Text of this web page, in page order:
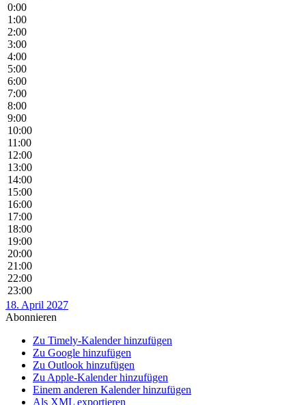
0:00
1:00
2:00
3:00
4:00
5:00
6:00
7:00
8:00
9:00
10:00
11:00
12:00
13:00
14:00
15:00
16:00
17:00
18:00
19:00
20:00
21:00
22:00
23:00
18. April 2027
Abonnieren
Zu Timely-Kalender hinzufügen
Zu Google hinzufügen
Zu Outlook hinzufügen
Zu Apple-Kalender hinzufügen
Einem anderen Kalender hinzufügen
Als XML exportieren